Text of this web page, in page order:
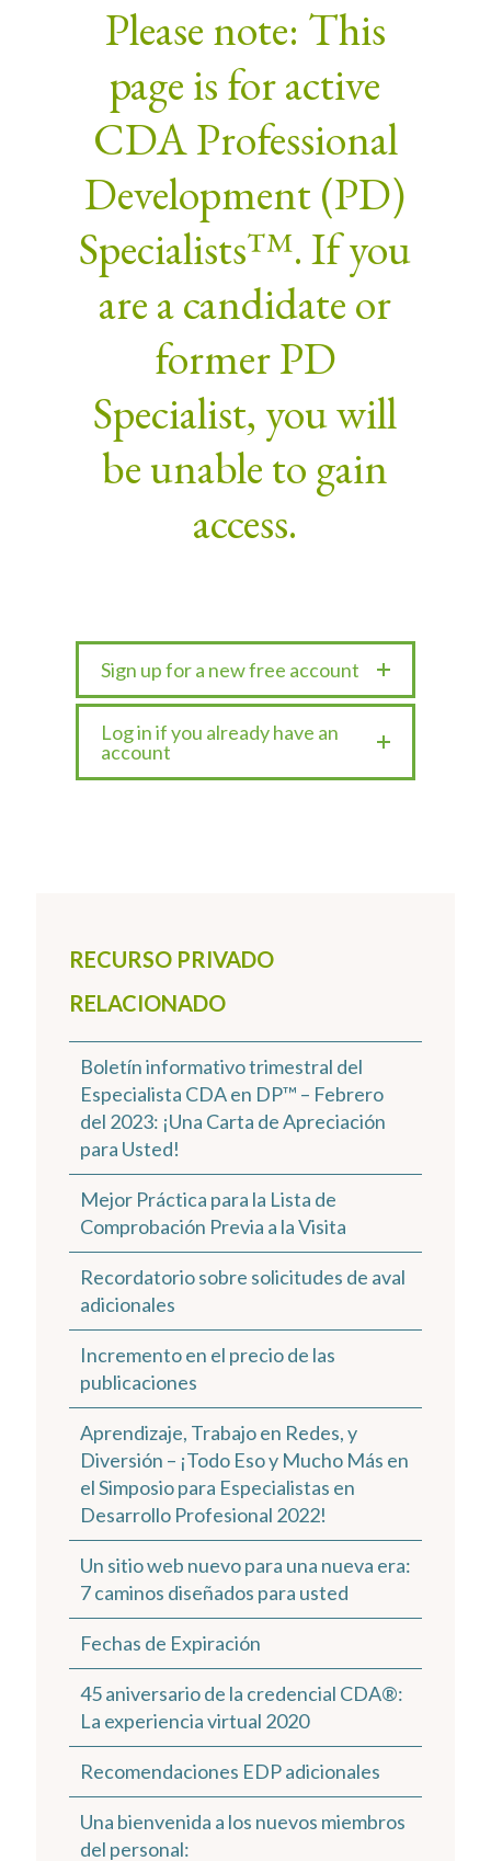
RECURSO PRIVADO
RELACIONADO
Boletín informativo trimestral del
Especialista CDA en DP™ – Febrero
del 2023: ¡Una Carta de Apreciación
para Usted!
Mejor Práctica para la Lista de
Comprobación Previa a la Visita
Recordatorio sobre solicitudes de aval
adicionales
Incremento en el precio de las
publicaciones
Aprendizaje, Trabajo en Redes, y
Diversión – ¡Todo Eso y Mucho Más en
el Simposio para Especialistas en
Desarrollo Profesional 2022!
Un sitio web nuevo para una nueva era:
7 caminos diseñados para usted
Fechas de Expiración
45 aniversario de la credencial CDA®:
La experiencia virtual 2020
Recomendaciones EDP adicionales
Una bienvenida a los nuevos miembros
del personal:
Please note: This
page is for active
CDA Professional
Development (PD)
Specialists™. If you
are a candidate or
former PD
Specialist, you will
be unable to gain
access.
Sign up for a new free account
Log in if you already have an
account